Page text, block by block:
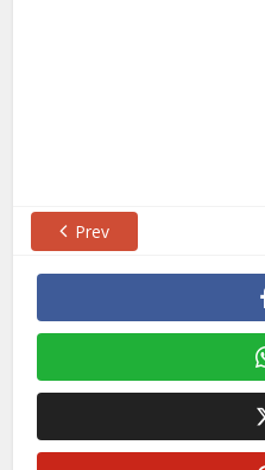
Prev